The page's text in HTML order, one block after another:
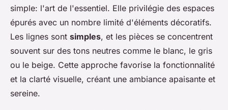
simple: l'art de l'essentiel. Elle privilégie des espaces
épurés avec un nombre limité d'éléments décoratifs.
Les lignes sont simples, et les pièces se concentrent
souvent sur des tons neutres comme le blanc, le gris
ou le beige. Cette approche favorise la fonctionnalité
et la clarté visuelle, créant une ambiance apaisante et
sereine.